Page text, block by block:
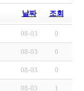
날짜 조회
08-03 0
08-03 0
08-03 0
08-03 1